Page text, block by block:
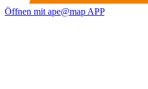
Öffnen mit ape@map APP